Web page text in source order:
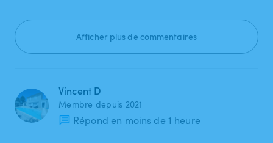
Afficher plus de commentaires
Vincent D
Membre depuis 2021
Répond en moins de 1 heure